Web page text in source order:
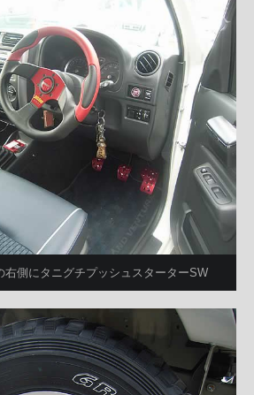
右側にタニグチプッシュスターターSW